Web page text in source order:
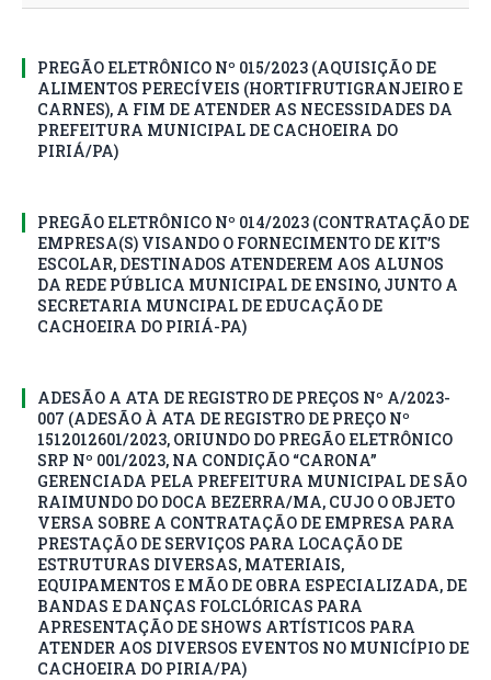
PREGÃO ELETRÔNICO Nº 015/2023 (AQUISIÇÃO DE
ALIMENTOS PERECÍVEIS (HORTIFRUTIGRANJEIRO E
CARNES), A FIM DE ATENDER AS NECESSIDADES DA
PREFEITURA MUNICIPAL DE CACHOEIRA DO
PIRIÁ/PA)
PREGÃO ELETRÔNICO Nº 014/2023 (CONTRATAÇÃO DE
EMPRESA(S) VISANDO O FORNECIMENTO DE KIT’S
ESCOLAR, DESTINADOS ATENDEREM AOS ALUNOS
DA REDE PÚBLICA MUNICIPAL DE ENSINO, JUNTO A
SECRETARIA MUNCIPAL DE EDUCAÇÃO DE
CACHOEIRA DO PIRIÁ-PA)
ADESÃO A ATA DE REGISTRO DE PREÇOS Nº A/2023-
007 (ADESÃO À ATA DE REGISTRO DE PREÇO Nº
1512012601/2023, ORIUNDO DO PREGÃO ELETRÔNICO
SRP Nº 001/2023, NA CONDIÇÃO “CARONA”
GERENCIADA PELA PREFEITURA MUNICIPAL DE SÃO
RAIMUNDO DO DOCA BEZERRA/MA, CUJO O OBJETO
VERSA SOBRE A CONTRATAÇÃO DE EMPRESA PARA
PRESTAÇÃO DE SERVIÇOS PARA LOCAÇÃO DE
ESTRUTURAS DIVERSAS, MATERIAIS,
EQUIPAMENTOS E MÃO DE OBRA ESPECIALIZADA, DE
BANDAS E DANÇAS FOLCLÓRICAS PARA
APRESENTAÇÃO DE SHOWS ARTÍSTICOS PARA
ATENDER AOS DIVERSOS EVENTOS NO MUNICÍPIO DE
CACHOEIRA DO PIRIA/PA)